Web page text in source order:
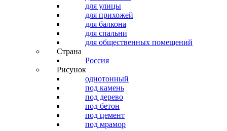
для улицы
для прихожей
для балкона
для спальни
для общественных помещений
Страна
Россия
Рисунок
однотонный
под камень
под дерево
под бетон
под цемент
под мрамор